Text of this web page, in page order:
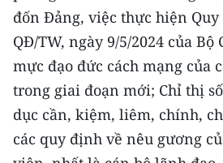
đốn Đảng, việc thực hiện Quy
QĐ/TW, ngày 9/5/2024 của
mực đạo đức cách mạng của
trong giai đoạn mới; Chỉ thị
dục cần, kiệm, liêm, chính,
các quy định về nêu gương